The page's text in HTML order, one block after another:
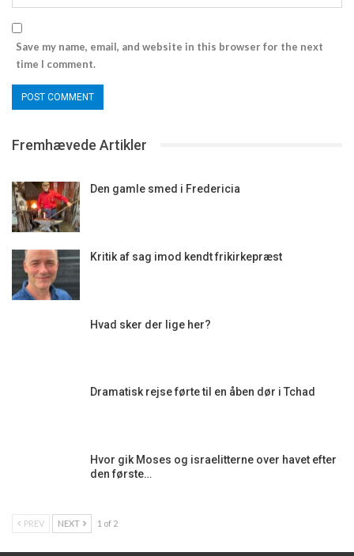
Save my name, email, and website in this browser for the next
time I comment.
Fremhævede Artikler
Den gamle smed i Fredericia
Kritik af sag imod kendt frikirkepræst
Hvad sker der lige her?
Dramatisk rejse førte til en åben dør i Tchad
Hvor gik Moses og israelitterne over havet efter
den første…
PREV NEXT 1 of 2